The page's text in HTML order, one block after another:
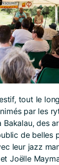
tout le
par les
des
de belles
leur jazz
Joëlle